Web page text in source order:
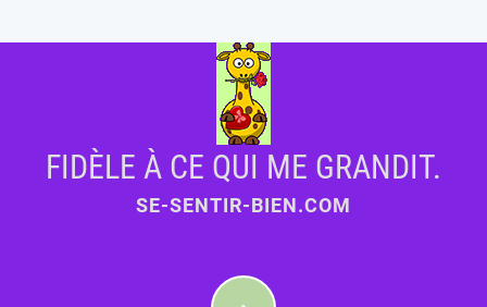
FIDÈLE À CE QUI ME GRANDIT.
SE-SENTIR-BIEN.COM